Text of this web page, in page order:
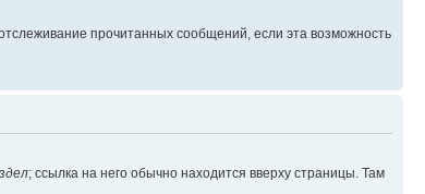
прочитанных сообщений, если эта возможность
; ссылка на него обычно находится вверху страницы. Там